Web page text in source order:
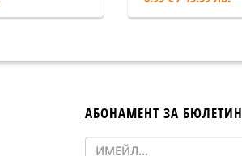
АБОНАМЕНТ ЗА БЮЛЕТИН